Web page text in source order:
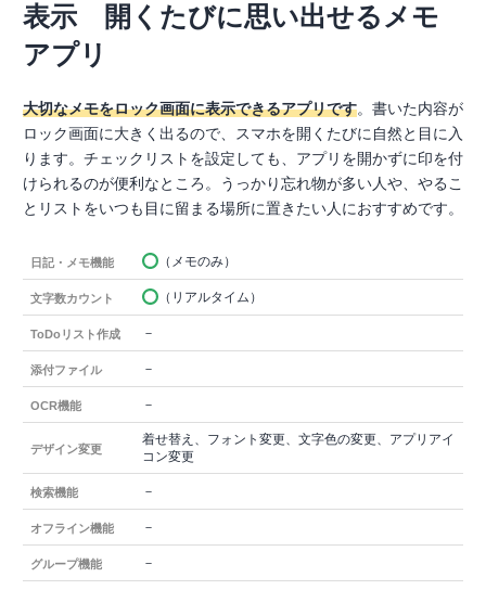
表示 開くたびに思い出せるメモ
アプリ
大切なメモをロック画面に表示できるアプリです。書いた内容が
ロック画面に大きく出るので、スマホを開くたびに自然と目に入
ります。チェックリストを設定しても、アプリを開かずに印を付
けられるのが便利なところ。うっかり忘れ物が多い人や、やるこ
とリストをいつも目に留まる場所に置きたい人におすすめです。
日記・メモ機能 （メモのみ）
文字数カウント （リアルタイム）
ToDoリスト作成 －
添付ファイル －
OCR機能 －
デザイン変更
着せ替え、フォント変更、文字色の変更、アプリアイ
コン変更
検索機能 －
オフライン機能 －
グループ機能 －